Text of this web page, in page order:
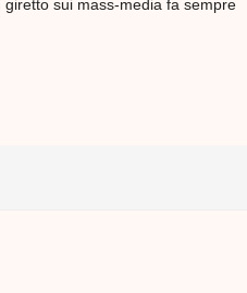
sui mass-media fa sempre